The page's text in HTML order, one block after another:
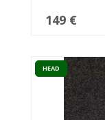
149 €
HEAD